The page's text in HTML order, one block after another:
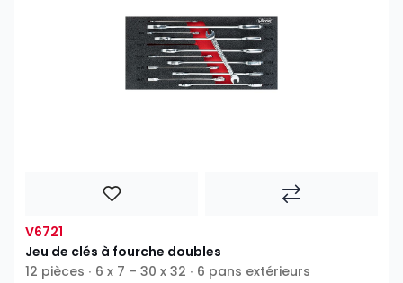
V6721
Jeu de clés à fourche doubles
12 pièces ∙ 6 x 7 – 30 x 32 ∙ 6 pans extérieurs